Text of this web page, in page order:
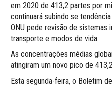
em 2020 de 413,2 partes por
continuará subindo se
ONU pede revisão de sistemas
transporte e modos de vida.
As concentrações médias
atingiram um novo pico de
Esta segunda-feira, o Boletim